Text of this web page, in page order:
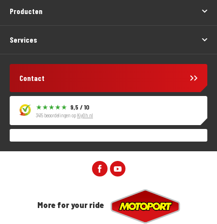
Producten
Services
Contact
9,5 / 10
3415 beoordelingen op KiyOh.nl
More for your ride